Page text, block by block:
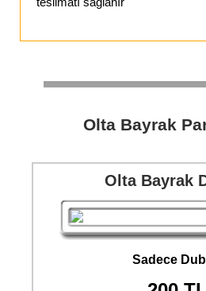
Olta Bayrak
Olta Bayrak
Sadece